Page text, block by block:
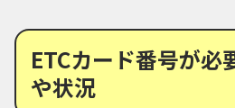
ETCカード番号が必
や状況